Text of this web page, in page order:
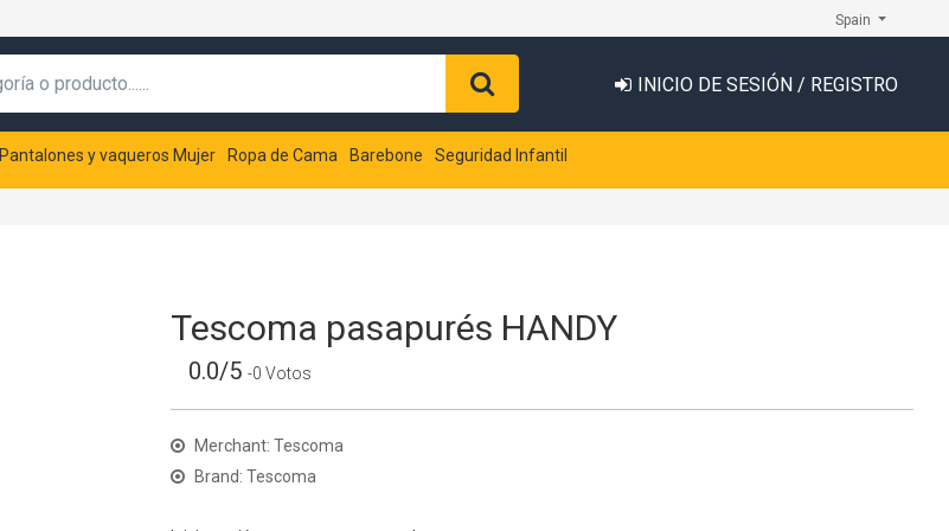
Spain
INICIO DE SESIÓN / REGISTRO
Pantalones y vaqueros Mujer Ropa de Cama Barebone Seguridad Infantil
Tescoma pasapurés HANDY
0.0/5 -0 Votos
Merchant: Tescoma
Brand: Tescoma